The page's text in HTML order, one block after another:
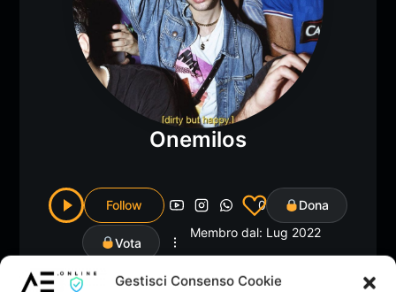
Gestisci Consenso Cookie
Onemilos
Follow 0 Dona
Vota
Membro dal: Lug 2022